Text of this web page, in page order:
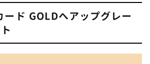
認・更新して申し込み完了
ド GOLDへアップグレー